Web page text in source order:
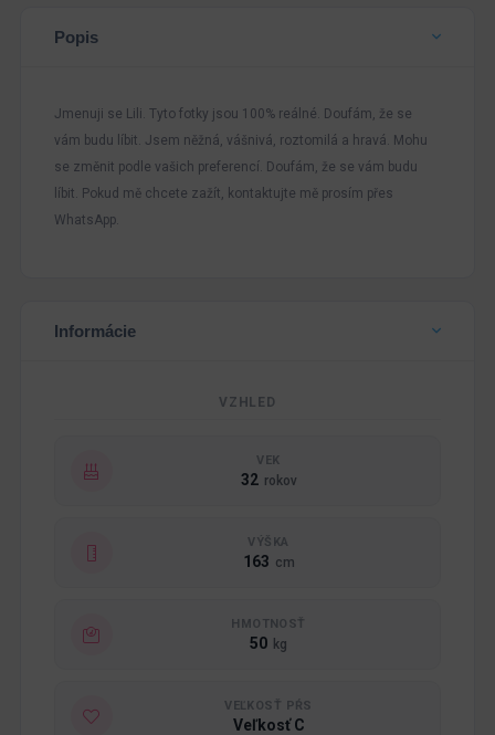
Popis
Jmenuji se Lili. Tyto fotky jsou 100% reálné. Doufám, že se
vám budu líbit. Jsem něžná, vášnivá, roztomilá a hravá. Mohu
se změnit podle vašich preferencí. Doufám, že se vám budu
líbit. Pokud mě chcete zažít, kontaktujte mě prosím přes
WhatsApp.
Informácie
VZHLED
VEK
32 rokov
VÝŠKA
163 cm
HMOTNOSŤ
50 kg
VEĽKOSŤ PŔS
Veľkosť C